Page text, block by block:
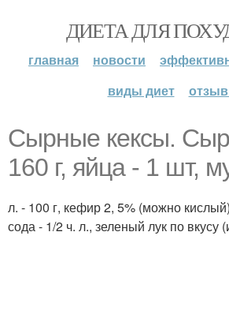
ДИЕТА ДЛЯ
главная новости
виды диет
Сырные кексы.
160 г, яйца - 1 шт,
л. - 100 г, кефир 2, 5% (можно
сода - 1/2 ч. л., зеленый лук по вкусу